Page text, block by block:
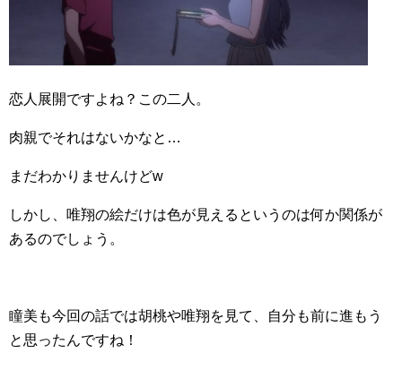
恋人展開ですよね？この二人。
肉親でそれはないかなと…
まだわかりませんけどw
しかし、唯翔の絵だけは色が見えるというのは何か関係が
あるのでしょう。
瞳美も今回の話では胡桃や唯翔を見て、自分も前に進もう
と思ったんですね！